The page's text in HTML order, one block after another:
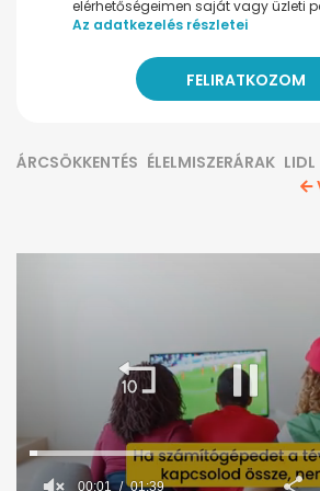
elérhetőségeimen saját vagy üzleti
Az adatkezelés részletei
ÁRCSÖKKENTÉS ÉLELMISZERÁRAK LIDL
00:02 01:39